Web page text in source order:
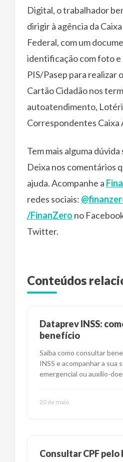
Digital, o trabalhador
dirigir à agência da
Federal, com um
identificação com foto e
PIS/Pasep para realizar
Cartão Cidadão nos
autoatendimento,
Correspondentes Caixa
Tem mais alguma
Deixa nos comentários
ajuda. Acompanhe a
redes sociais:
/FinanZero no
Twitter.
Conteúdos
Dataprev INSS:
benefício
Saiba como consultar
INSS e acompanhar a sua
emergencial ou auxílio-
20 de maio
Consultar CPF pelo